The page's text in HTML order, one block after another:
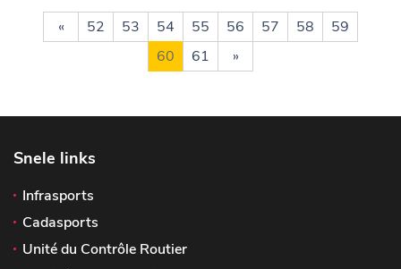
« 52 53 54 55 56 57 58
59
60
61 »
Snele links
Infrasports
Cadasports
Unité du Contrôle Routier